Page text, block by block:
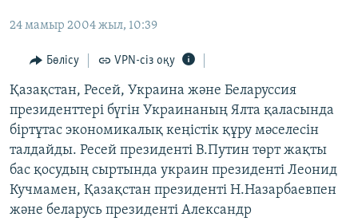
Skip
Search
ӘЛЕУМЕТ
ӘЛЕМ
АРНАЙЫ ЖОБАЛАР
Русский
ЖАЗЫЛЫҢЫЗ
24 мамыр 2004 жыл, 10:39
Бөлісу VPN-сіз оқу
Қазақстан, Ресей, Украина және Беларуссия
президенттері бүгін Украинаның Ялта қаласында
біртұтас экономикалық кеңістік құру мәселесін
талдайды. Ресей президенті В.Путин төрт жақты
бас қосудың сыртында украин президенті Леонид
Кучмамен, Қазақстан президенті Н.Назарбаевпен
және беларусь президенті Александр